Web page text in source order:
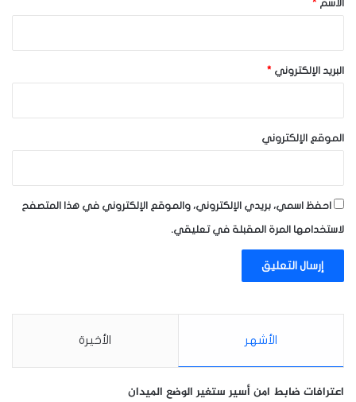
الاسم *
البريد الإلكتروني *
الموقع الإلكتروني
احفظ اسمي، بريدي الإلكتروني، والموقع الإلكتروني في هذا المتصفح
لاستخدامها المرة المقبلة في تعليقي.
الأشهر الأخيرة
اعترافات ضابط امن أسير ستغير الوضع الميدان